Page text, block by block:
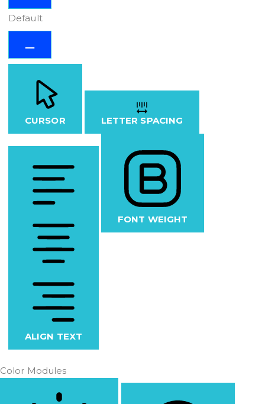
Default
CURSOR LETTER SPACING
ALIGN TEXT
FONT WEIGHT
Color Modules